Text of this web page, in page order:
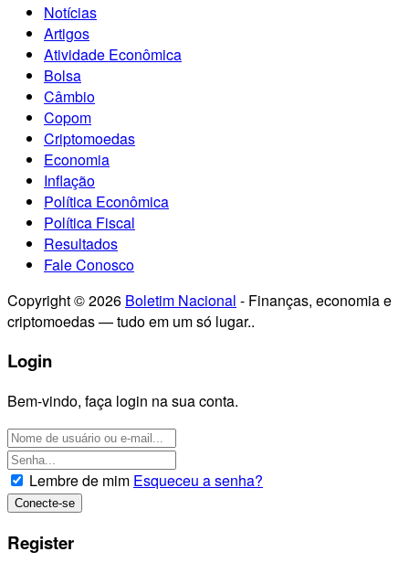
Notícias
Artigos
Atividade Econômica
Bolsa
Câmbio
Copom
Criptomoedas
Economia
Inflação
Política Econômica
Política Fiscal
Resultados
Fale Conosco
Copyright © 2026 Boletim Nacional - Finanças, economia e
criptomoedas — tudo em um só lugar..
Login
Bem-vindo, faça login na sua conta.
Lembre de mim Esqueceu a senha?
Register